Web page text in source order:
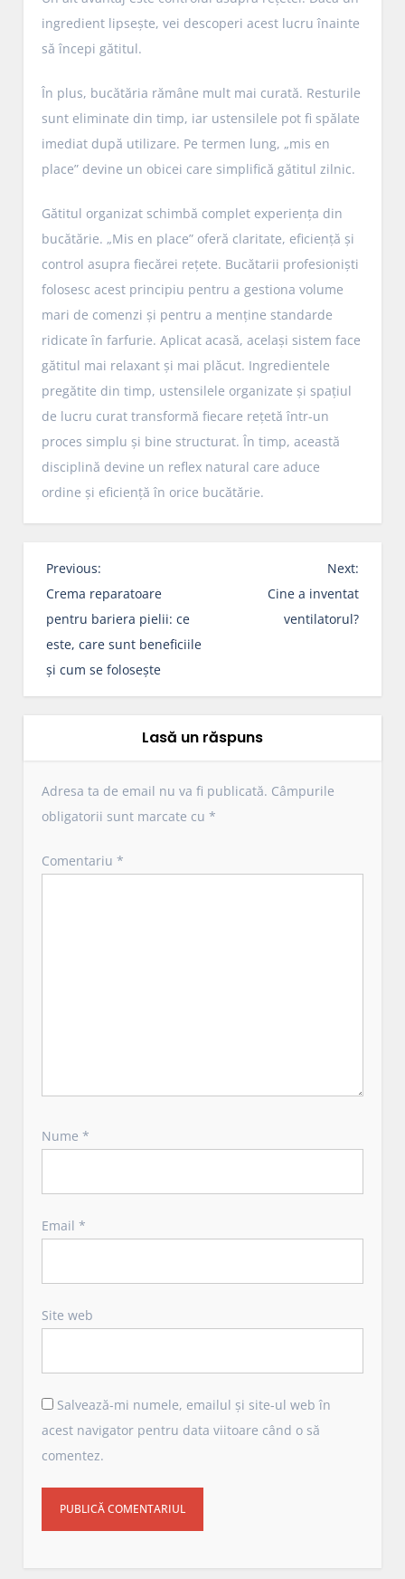
ingredient lipsește, vei descoperi acest lucru înainte
să începi gătitul.
În plus, bucătăria rămâne mult mai curată. Resturile
sunt eliminate din timp, iar ustensilele pot fi spălate
imediat după utilizare. Pe termen lung, „mis en
place” devine un obicei care simplifică gătitul zilnic.
Gătitul organizat schimbă complet experiența din
bucătărie. „Mis en place” oferă claritate, eficiență și
control asupra fiecărei rețete. Bucătarii profesioniști
folosesc acest principiu pentru a gestiona volume
mari de comenzi și pentru a menține standarde
ridicate în farfurie. Aplicat acasă, același sistem face
gătitul mai relaxant și mai plăcut. Ingredientele
pregătite din timp, ustensilele organizate și spațiul
de lucru curat transformă fiecare rețetă într-un
proces simplu și bine structurat. În timp, această
disciplină devine un reflex natural care aduce
ordine și eficiență în orice bucătărie.
N
a
v
i
g
a
n
a
t
Previous:
Crema reparatoare
pentru bariera pielii: ce
este, care sunt beneficiile
și cum se folosește
Next:
Cine a inventat
ventilatorul?
Lasă un răspuns
Adresa ta de email nu va fi publicată. Câmpurile
obligatorii sunt marcate cu*
Comentariu*
Nume*
Email*
Site web
Salvează-mi numele, emailul și site-ul web în
acest navigator pentru data viitoare când o să
comentez.